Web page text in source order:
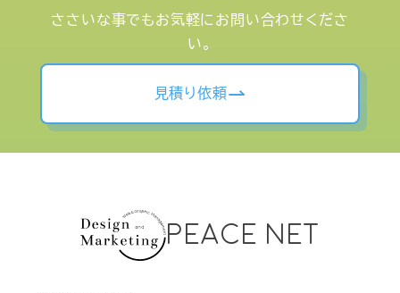
ささいな事でもお気軽にお問い合わせくださ
い。
見積り依頼
PEACE NET